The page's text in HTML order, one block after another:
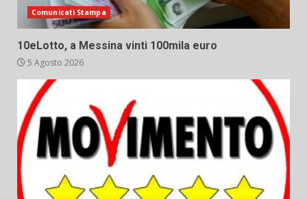
Comunicati Stampa
10eLotto, a Messina vinti 100mila euro
5 Agosto 2026